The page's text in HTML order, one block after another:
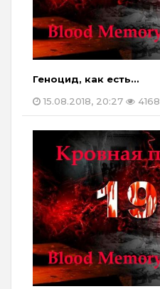
Геноцид, как есть…
15.08.2018, 20:27
4168